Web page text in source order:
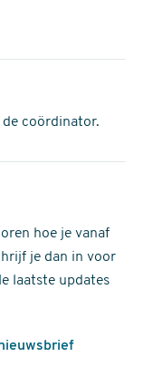
de coördinator.
hoe je vanaf
je dan in voor
laatste updates